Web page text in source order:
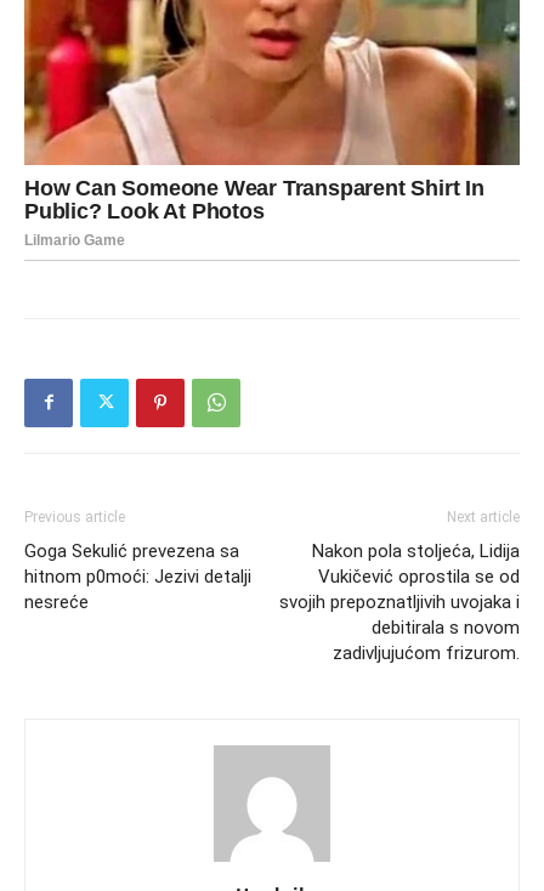
Previous article
Goga Sekulić prevezena sa
hitnom p0moći: Jezivi detalji
nesreće
Next article
Nakon pola stoljeća, Lidija
Vukičević oprostila se od
svojih prepoznatljivih uvojaka i
debitirala s novom
zadivljujućom frizurom.